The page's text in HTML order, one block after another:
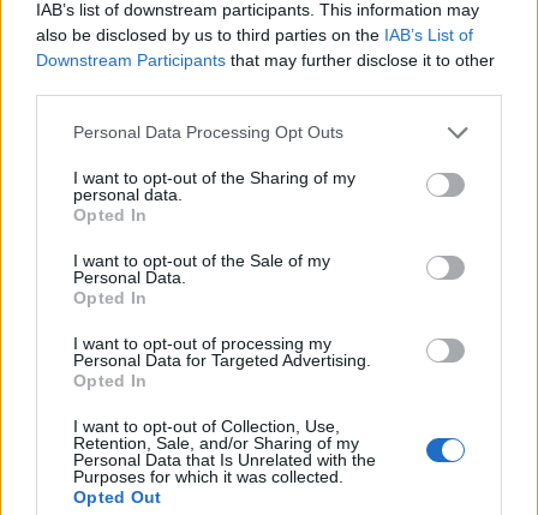
IAB’s list of downstream participants. This information may
also be disclosed by us to third parties on the IAB’s List of
Downstream Participants that may further disclose it to other
Please note that this website/app uses one or more Google
not limited to your visit or usage behaviour. You may click to
grant or deny consent to Google and its third-party tags to
use your data for below specified purposes in below Google
consent section.
Personal Data Processing Opt Outs
I want to opt-out of the Sharing of my
personal data.
Opted In
I want to opt-out of the Sale of my
Personal Data.
Opted In
I want to opt-out of processing my
Personal Data for Targeted Advertising.
Opted In
I want to opt-out of Collection, Use,
Retention, Sale, and/or Sharing of my
Personal Data that Is Unrelated with the
Purposes for which it was collected.
Opted Out